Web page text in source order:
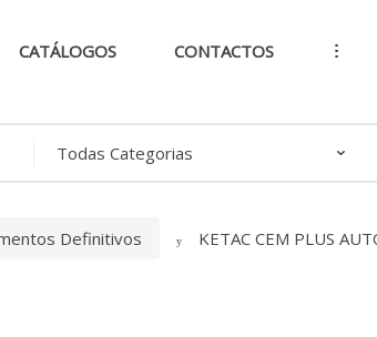
CATÁLOGOS CONTACTOS ...
Definitivos KETAC CEM PLUS